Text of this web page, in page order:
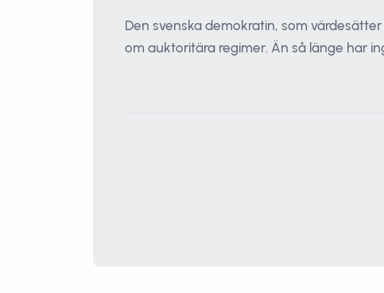
Den svenska demokratin, som
om auktoritära regimer. Än så länge har